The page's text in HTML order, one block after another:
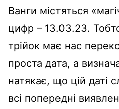
Ванги містяться
цифр – 13.03.23.
трійок має нас
проста дата, а
натякає, що цій даті
всі попередні